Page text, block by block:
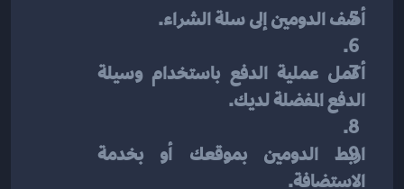
أضف الدومين إلى سلة الشراء.
أكمل عملية الدفع باستخدام وسيلة
الدفع المفضلة لديك.
اربط الدومين بموقعك أو بخدمة